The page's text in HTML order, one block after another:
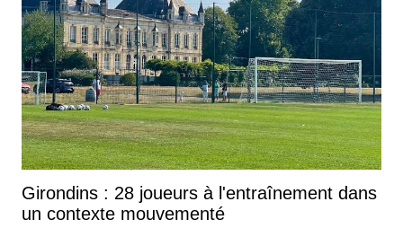
Girondins : 28 joueurs à l'entraînement dans
un contexte mouvementé